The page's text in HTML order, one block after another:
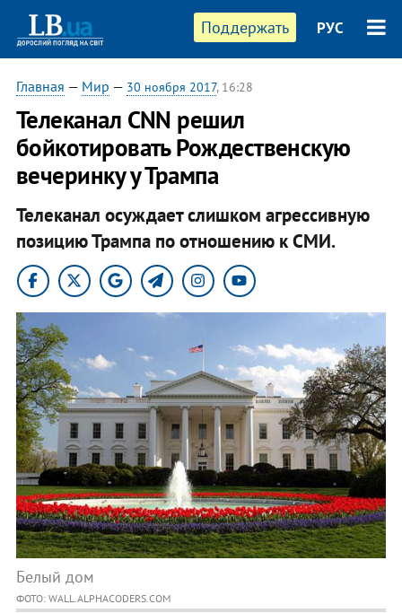
Поддержать РУС
Главная — Мир — 30 ноября 2017, 16:28
Телеканал CNN решил
бойкотировать Рождественскую
вечеринку у Трампа
Телеканал осуждает слишком агрессивную
позицию Трампа по отношению к СМИ.
Белый дом
ФОТО: WALL.ALPHACODERS.COM